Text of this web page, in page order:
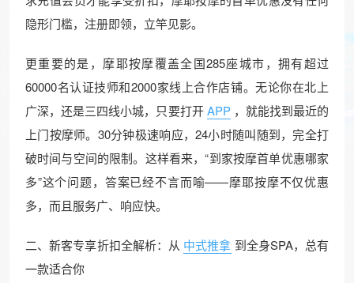
隐形门槛，注册即领，立竿见影。
更重要的是，摩耶按摩覆盖全国285座城市，拥有超过
60000名认证技师和2000家线上合作店铺。无论你在北上
广深，还是三四线小城，只要打开 APP ，就能找到最近的
上门按摩师。30分钟极速响应，24小时随叫随到，完全打
破时间与空间的限制。这样看来，“到家按摩首单优惠哪家
多”这个问题，答案已经不言而喻——摩耶按摩不仅优惠
多，而且服务广、响应快。
二、新客专享折扣全解析：从 中式推拿 到全身SPA，总有
一款适合你